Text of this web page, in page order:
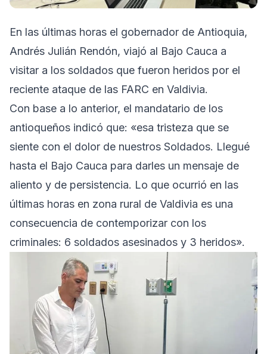
En las últimas horas el gobernador de Antioquia,
Andrés Julián Rendón, viajó al Bajo Cauca a
visitar a los soldados que fueron heridos por el
reciente ataque de las FARC en Valdivia.
Con base a lo anterior, el mandatario de los
antioqueños indicó que: «esa tristeza que se
siente con el dolor de nuestros Soldados. Llegué
hasta el Bajo Cauca para darles un mensaje de
aliento y de persistencia. Lo que ocurrió en las
últimas horas en zona rural de Valdivia es una
consecuencia de contemporizar con los
criminales: 6 soldados asesinados y 3 heridos».